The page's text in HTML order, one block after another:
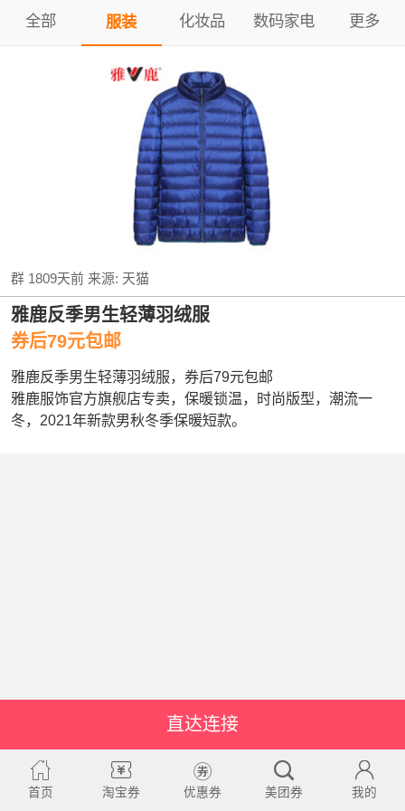
全部 服装 化妆品 数码家电 更多
群 1809天前来源: 天猫
雅鹿反季男生轻薄羽绒服
券后79元包邮
雅鹿反季男生轻薄羽绒服，券后79元包邮
雅鹿服饰官方旗舰店专卖，保暖锁温，时尚版型，潮流一
冬，2021年新款男秋冬季保暖短款。
直达连接
首页 淘宝券 优惠券 美团券 我的